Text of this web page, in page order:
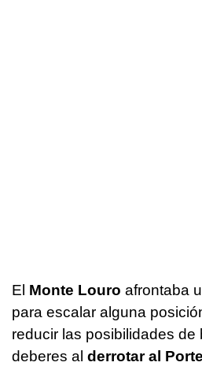
El Monte Louro afrontaba
para escalar alguna
reducir las posibilidades de
deberes al derrotar al